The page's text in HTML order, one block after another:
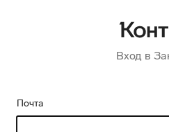
Вход в
Почта